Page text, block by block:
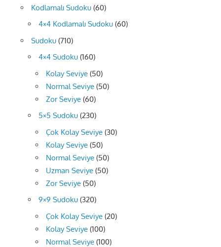
Kodlamalı Sudoku (60)
4×4 Kodlamalı Sudoku (60)
Sudoku (710)
4×4 Sudoku (160)
Kolay Seviye (50)
Normal Seviye (50)
Zor Seviye (60)
5×5 Sudoku (230)
Çok Kolay Seviye (30)
Kolay Seviye (50)
Normal Seviye (50)
Uzman Seviye (50)
Zor Seviye (50)
9×9 Sudoku (320)
Çok Kolay Seviye (20)
Kolay Seviye (100)
Normal Seviye (100)